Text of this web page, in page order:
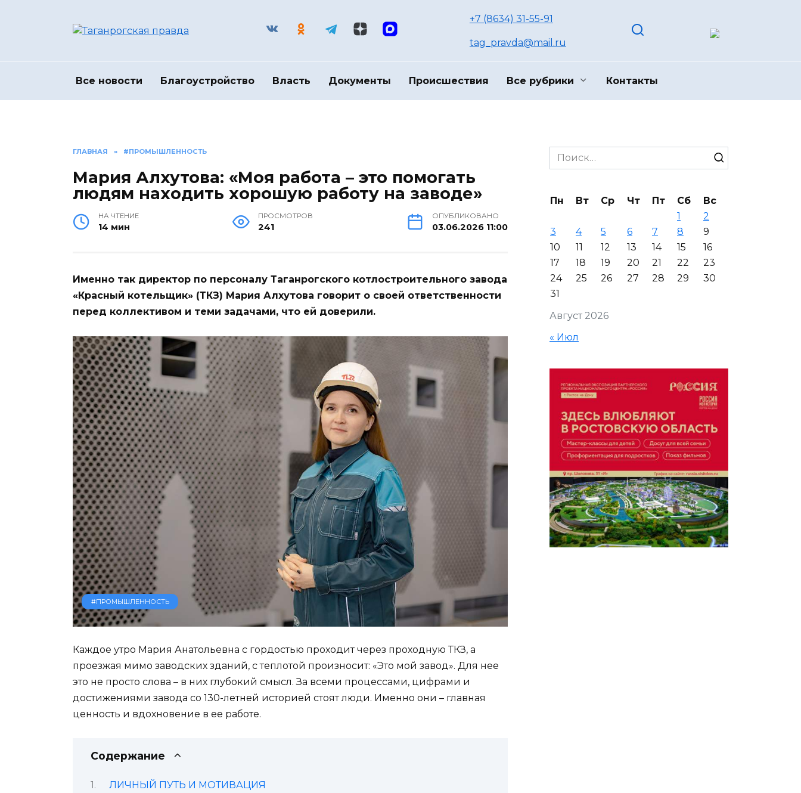
+7 (8634) 31-55-91
tag_pravda@mail.ru
Все новости Благоустройство Власть Документы Происшествия Все рубрики Контакты
ГЛАВНАЯ » #ПРОМЫШЛЕННОСТЬ
Мария Алхутова: «Моя работа – это помогать
людям находить хорошую работу на заводе»
НА ЧТЕНИЕ
14 мин
ПРОСМОТРОВ
241
ОПУБЛИКОВАНО
03.06.2026 11:00
Именно так директор по персоналу Таганрогского котлостроительного завода
«Красный котельщик» (ТКЗ) Мария Алхутова говорит о своей ответственности
перед коллективом и теми задачами, что ей доверили.
#ПРОМЫШЛЕННОСТЬ
Каждое утро Мария Анатольевна с гордостью проходит через проходную ТКЗ, а
проезжая мимо заводских зданий, с теплотой произносит: «Это мой завод». Для нее
это не просто слова – в них глубокий смысл. За всеми процессами, цифрами и
достижениями завода со 130-летней историей стоят люди. Именно они – главная
ценность и вдохновение в ее работе.
Содержание
ЛИЧНЫЙ ПУТЬ И МОТИВАЦИЯ
Search
for:
Август 2026
Пн Вт Ср Чт Пт Сб
Вс
1
2
3
4 5 6 7 8
9
10
11 12 13 14 15
16
17
18 19 20 21 22
23
24
25 26 27 28 29
30
31
« Июл